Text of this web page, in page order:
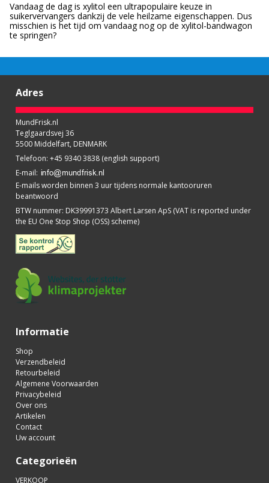
Vandaag de dag is xylitol een ultrapopulaire keuze in
suikervervangers dankzij de vele heilzame eigenschappen. Dus
misschien is het tijd om vandaag nog op de xylitol-bandwagon
te springen?
Adres
MundFrisk.nl
Teglgaardsvej 36
5500 Middelfart, DENMARK
Telefoon: +45 9340 3838 (english support)
E-mail:
E-mails worden binnen 3 uur tijdens normale kantooruren
beantwoord
BTW nummer: DK39991373 Albert Larsen ApS (VAT is reported under
the EU One Stop Shop (OSS) scheme)
Informatie
Shop
Verzendbeleid
Retourbeleid
Algemene Voorwaarden
Privacybeleid
Over ons
Artikelen
Contact
Uw account
Categorieën
VERKOOP